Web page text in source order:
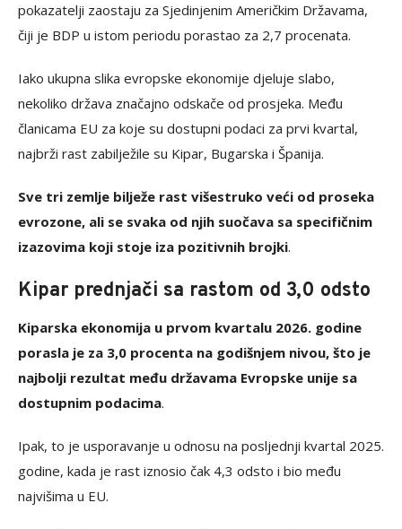
pokazatelji zaostaju za Sjedinjenim Američkim Državama,
čiji je BDP u istom periodu porastao za 2,7 procenata.
Iako ukupna slika evropske ekonomije djeluje slabo,
nekoliko država značajno odskače od prosjeka. Među
članicama EU za koje su dostupni podaci za prvi kvartal,
najbrži rast zabilježile su Kipar, Bugarska i Španija.
Sve tri zemlje bilježe rast višestruko veći od proseka
evrozone, ali se svaka od njih suočava sa specifičnim
izazovima koji stoje iza pozitivnih brojki.
Kipar prednjači sa rastom od 3,0 odsto
Kiparska ekonomija u prvom kvartalu 2026. godine
porasla je za 3,0 procenta na godišnjem nivou, što je
najbolji rezultat među državama Evropske unije sa
dostupnim podacima.
Ipak, to je usporavanje u odnosu na posljednji kvartal 2025.
godine, kada je rast iznosio čak 4,3 odsto i bio među
najvišima u EU.